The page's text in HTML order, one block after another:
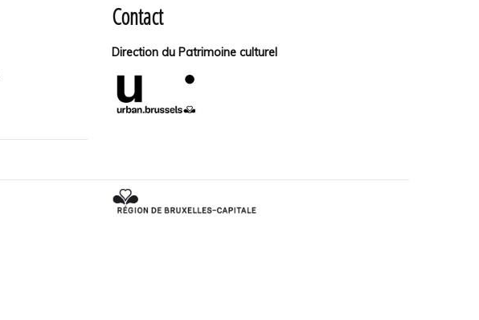
Contact
Direction du Patrimoine culturel